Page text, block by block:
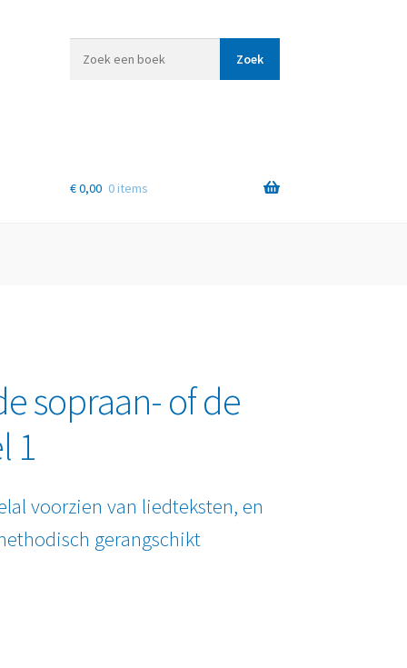
een
Zoek
€0,00 0 items
sopraan- of de
1
voorzien van liedteksten, en
gerangschikt